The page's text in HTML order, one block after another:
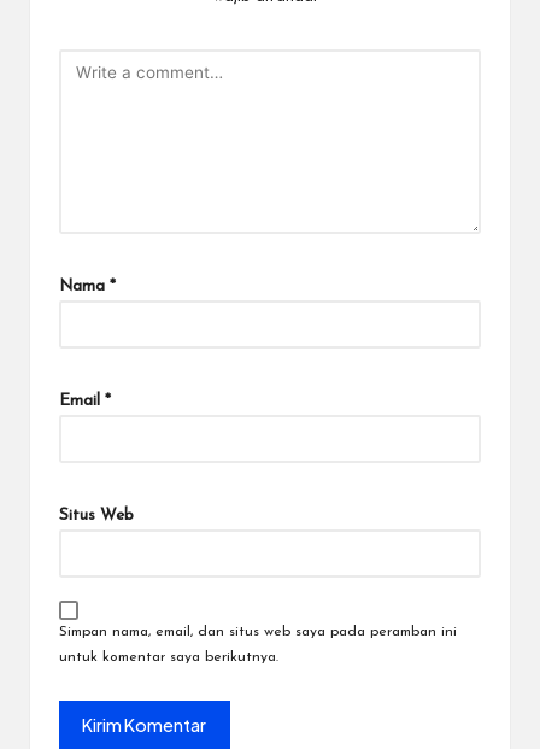
Nama *
Email *
Situs Web
Simpan nama, email, dan situs web saya pada peramban ini
untuk komentar saya berikutnya.